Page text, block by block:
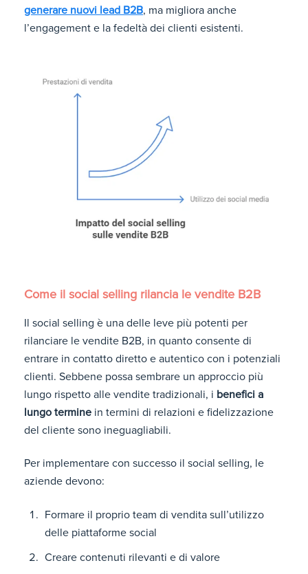
generare nuovi lead B2B, ma migliora anche
l’engagement e la fedeltà dei clienti esistenti.
Come il social selling rilancia le vendite B2B
Il social selling è una delle leve più potenti per
rilanciare le vendite B2B, in quanto consente di
entrare in contatto diretto e autentico con i potenziali
clienti. Sebbene possa sembrare un approccio più
lungo rispetto alle vendite tradizionali, i benefici a
lungo termine in termini di relazioni e fidelizzazione
del cliente sono ineguagliabili.
Per implementare con successo il social selling, le
aziende devono:
Formare il proprio team di vendita sull’utilizzo
delle piattaforme social
Creare contenuti rilevanti e di valore